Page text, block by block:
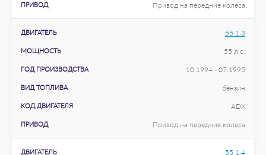
ПРИВОД Привод на передние колеса
ДВИГАТЕЛЬ 55 1.3
МОЩНОСТЬ 55 л.с.
ГОД ПРОИЗВОДСТВА 10.1994 - 07.1995
ВИД ТОПЛИВА бензин
КОД ДВИГАТЕЛЯ ADX
ПРИВОД Привод на передние колеса
ДВИГАТЕЛЬ 55 1.4